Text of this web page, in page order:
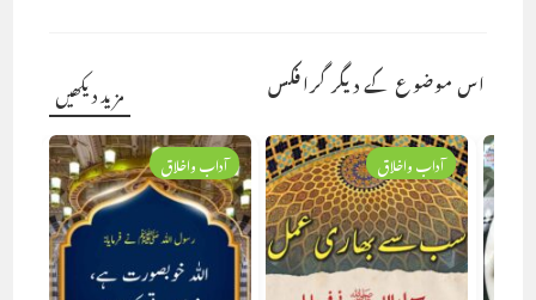
اس موضوع کے دیگر گرافکس مزید دیکھیں
آداب واخلاق آداب واخلاق